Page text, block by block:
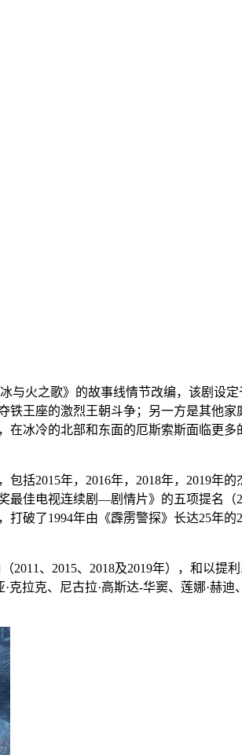
与火之歌》的故事线情节改编，该剧设
王座的激烈王朝斗争；另一方是其他
冰冷的北部和东面的厄斯索斯面临更
括2015年，2016年，2018年，2019年
佳电视连续剧—剧情片》的五项提名（
破了1994年由《霹雳警探》长达25年
、2015、2018及2019年），和以提
拉克、尼古拉·高斯达-华窦、莲娜·赫迪